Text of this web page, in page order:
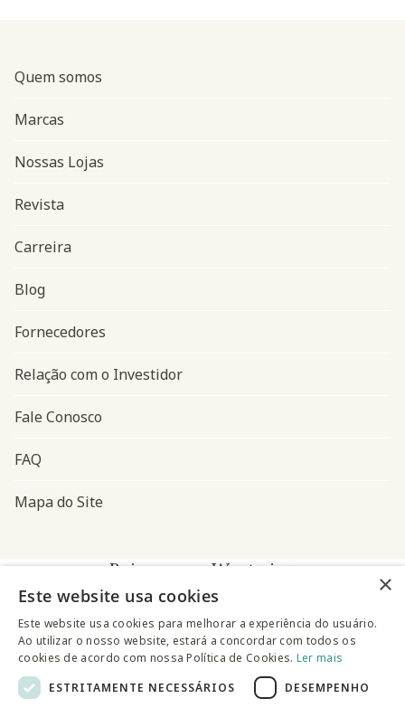
Navegação do rodapé
Quem somos
Marcas
Nossas Lojas
Revista
Carreira
Blog
Fornecedores
Relação com o Investidor
Fale Conosco
FAQ
Mapa do Site
Baixe o app Westwing
×
Este website usa cookies
Este website usa cookies para melhorar a experiência do usuário.
Ao utilizar o nosso website, estará a concordar com todos os
cookies de acordo com nossa Política de Cookies. Ler mais
ESTRITAMENTE NECESSÁRIOS
DESEMPENHO